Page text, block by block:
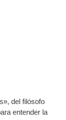
del filósofo
entender la